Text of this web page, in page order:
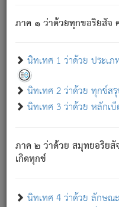
ภาค ๑ ว่าด้วยทุกขอริยสัจ
นิทเทศ 1 ว่าด้วย ประเ
นิทเทศ 2 ว่าด้วย ทุกข์ส
นิทเทศ 3 ว่าด้วย หลักเ
ภาค ๒ ว่าด้วย สมุทยอริยสั
เกิดทุกข์
นิทเทศ 4 ว่าด้วย ลักษณ
ภพ ว่ามีได้เพราะวิภพ[2]: เ
ปวงนั้น ก็ยังสลัดภพออกไปไ
ก็ทุกข์นี้มีขึ้น เพราะอาศั
เพราะความสิ้นไปแห่งอุ
ทุกข์จึงไม่มี.
ท่านจงดูโลกนี้เถิด (จะเ
แน่นบังหนาแล้ว; และว่า สั
อันเป็นไปในที่หรือเวลาทั้ง
ประการทั้งปวง; ภพทั้งหล
ความแปรปรวนเป็นธรรมดา.
อย่างนี้อยู่; เขาย่อมละภวตั